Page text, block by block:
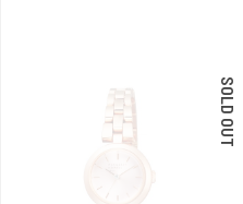
SOLD OUT